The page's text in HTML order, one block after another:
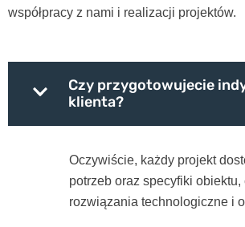
współpracy z nami i realizacji projektów.
Czy przygotowujecie
klienta?
Oczywiście, każdy projekt
potrzeb oraz specyfiki
rozwiązania technologiczne i